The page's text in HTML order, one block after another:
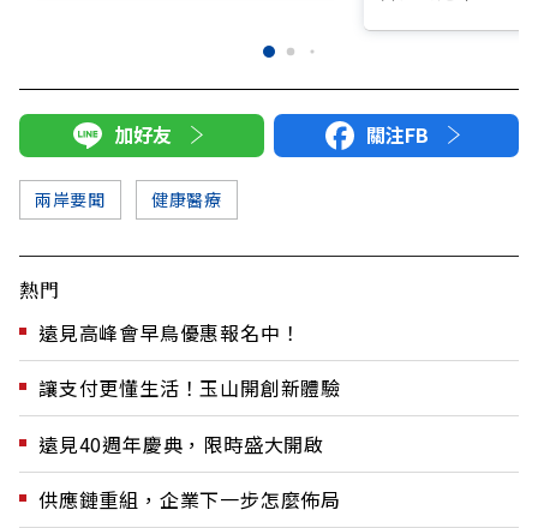
加好友 關注FB
兩岸要聞 健康醫療
熱門
遠見高峰會早鳥優惠報名中！
讓支付更懂生活！玉山開創新體驗
遠見40週年慶典，限時盛大開啟
供應鏈重組，企業下一步怎麼佈局